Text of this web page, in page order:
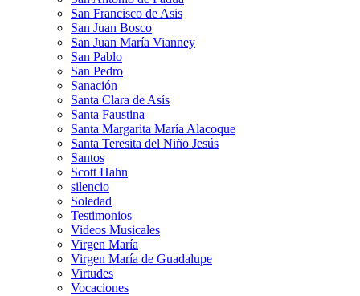
San Francisco de Asis
San Juan Bosco
San Juan María Vianney
San Pablo
San Pedro
Sanación
Santa Clara de Asís
Santa Faustina
Santa Margarita María Alacoque
Santa Teresita del Niño Jesús
Santos
Scott Hahn
silencio
Soledad
Testimonios
Videos Musicales
Virgen María
Virgen María de Guadalupe
Virtudes
Vocaciones